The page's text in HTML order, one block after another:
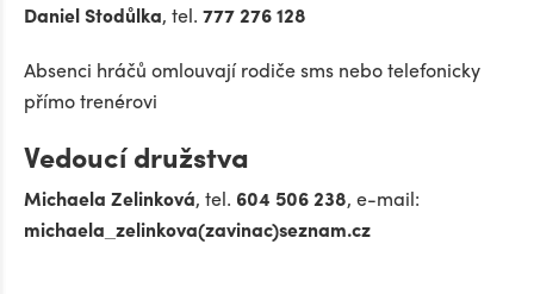
Daniel Stodůlka, tel. 777 276 128
Absenci hráčů omlouvají rodiče sms nebo telefonicky
přímo trenérovi
Vedoucí družstva
Michaela Zelinková, tel. 604 506 238, e-mail:
michaela_zelinkova(zavinac)seznam.cz